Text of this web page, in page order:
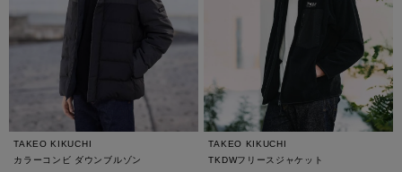
TAKEO KIKUCHI
カラーコンビ ダウンブルゾン
TAKEO KIKUCHI
TKDWフリースジャケット